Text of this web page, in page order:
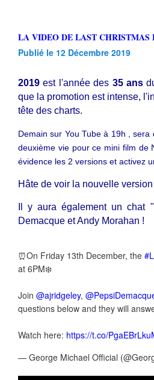
LA VIDEO DE LAST
Publié le 12 Décembre 2019
2019est l'année des 35 ans
que la promotion est intense,
tête des charts.
Demain sur You Tube à 19h ,
deuxième vie pour ce mini film de
évidence les 2 versions et activez
Hâte de voir la nouvelle
Il y aura également un chat
Demacque et Andy Morahan !
⏰On Friday 13th December, the
at 6PM❄️
Join @ajridgeley,
questions below and they will
Watch here: https://t.co/
— George Michael Official